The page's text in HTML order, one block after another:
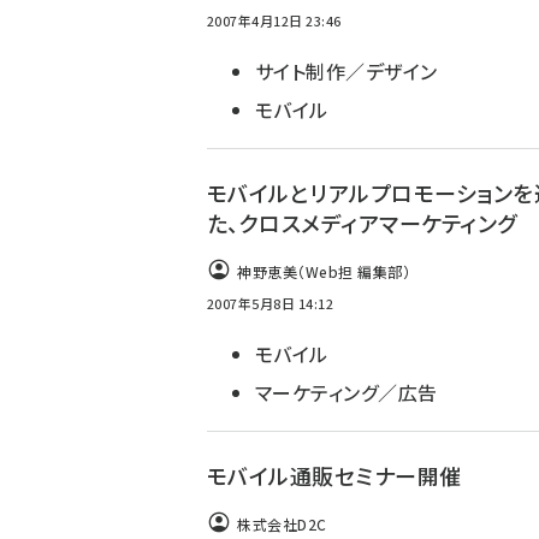
2007年4月12日 23:46
サイト制作／デザイン
モバイル
モバイルとリアルプロモーション
た、クロスメディアマーケティング
神野恵美（Web担 編集部）
2007年5月8日 14:12
モバイル
マーケティング／広告
モバイル通販セミナー開催
株式会社D2C